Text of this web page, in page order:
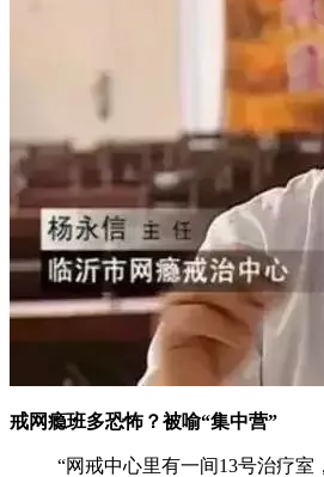
戒网瘾班多恐怖？被喻“集中营”
“网戒中心里有一间13号治疗室